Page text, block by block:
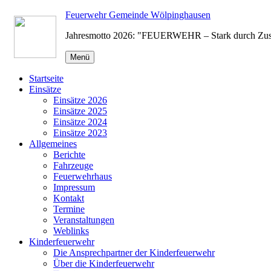
Zum
Inhalt
Feuerwehr Gemeinde Wölpinghausen
Jahresmotto 2026: "FEUERWEHR – Stark durch
Menü
Startseite
Einsätze
Einsätze 2026
Einsätze 2025
Einsätze 2024
Einsätze 2023
Allgemeines
Berichte
Fahrzeuge
Feuerwehrhaus
Impressum
Kontakt
Termine
Veranstaltungen
Weblinks
Kinderfeuerwehr
Die Ansprechpartner der Kinderfeuerwehr
Über die Kinderfeuerwehr